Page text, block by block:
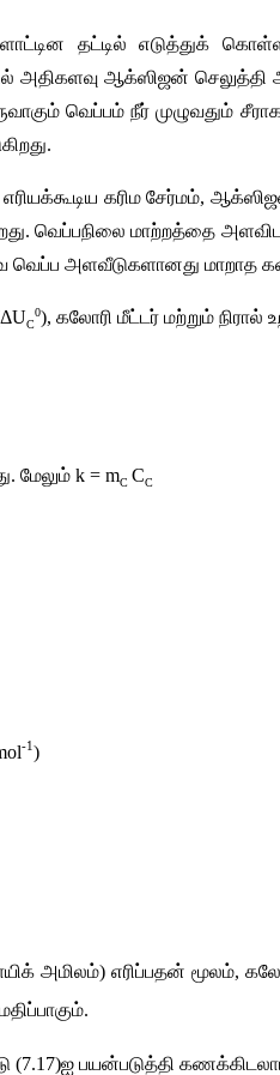
தட்டில் எடுத்துக்
அதிகளவு ஆக்ஸிஜன் செலுத்தி
வெப்பம் நீர் முழுவதும்
.
எரியக்கூடிய கரிம சேர்மம்,
. வெப்பநிலை மாற்றத்தை அளவிட
வெப்ப அளவீடுகளானது மாறாத
ΔUC
0), கலோரி மீட்டர் மற்றும் நிரால்
. மேலும் k = mC CC
-1)
அமிலம்) எரிப்பதன் மூலம்,
மதிப்பாகும்.
(7.17)ஐ பயன்படுத்தி